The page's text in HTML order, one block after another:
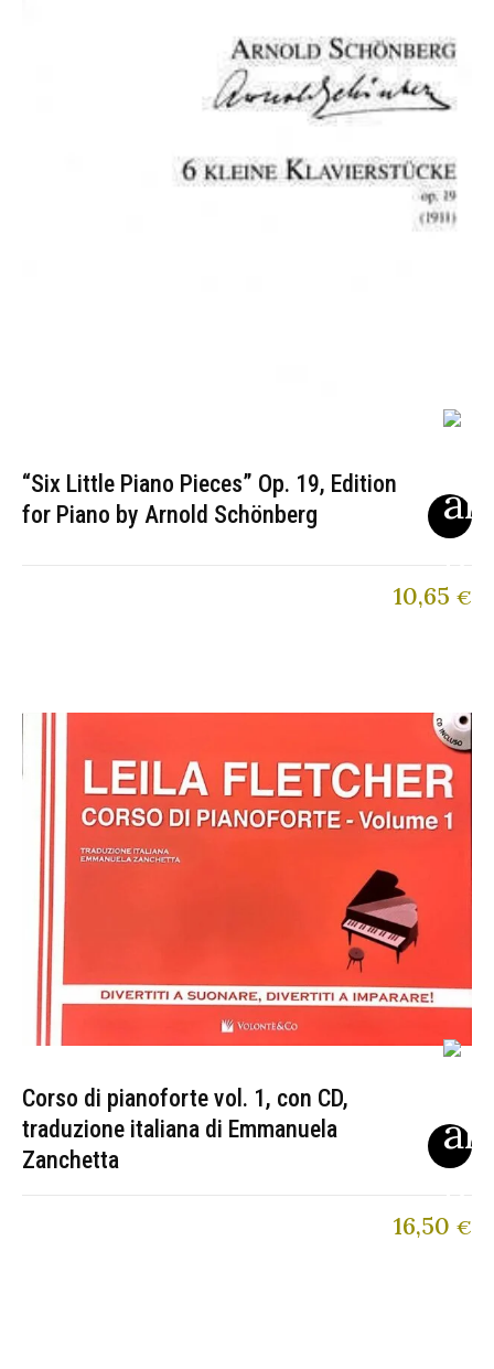
“Six Little Piano Pieces” Op. 19, Edition
for Piano by Arnold Schönberg
10,65 €
Corso di pianoforte vol. 1, con CD,
traduzione italiana di Emmanuela
Zanchetta
16,50 €